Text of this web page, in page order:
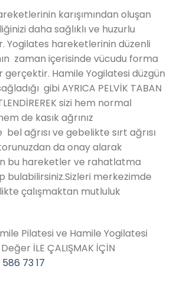
karışımından oluşan
daha sağlıklı ve huzurlu
Yogilates hareketlerinin düzenli
zaman içerisinde vücudu forma
Hamile Yogilatesi düzgün
gibi AYRICA PELVİK TABAN
sizi hem normal
de kasık ağrınız
ağrısı ve gebelikte sırt ağrısı
da onay alarak
bu hareketler ve rahatlatma
bulabilirsiniz.Sizleri merkezimde
çalışmaktan mutluluk
Pilatesi ve Hamile Yogilatesi
İLE ÇALIŞMAK İÇİN
73 17